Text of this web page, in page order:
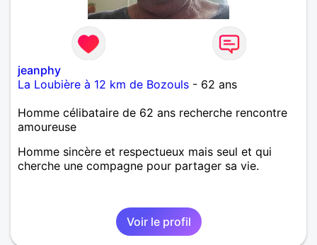
jeanphy
La Loubière à 12 km de Bozouls - 62 ans
Homme célibataire de 62 ans recherche rencontre
amoureuse
Homme sincère et respectueux mais seul et qui
cherche une compagne pour partager sa vie.
Voir le profil